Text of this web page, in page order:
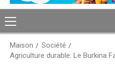
Menu
principal
Maison
Société
Agriculture durable: Le Burkina